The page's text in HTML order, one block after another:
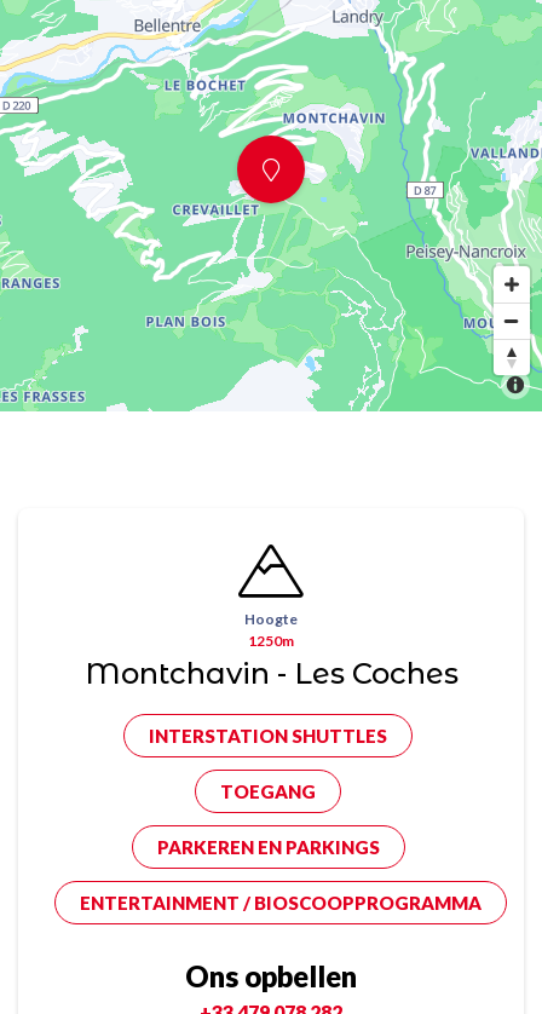
Hoogte
1250m
Montchavin - Les Coches
INTERSTATION SHUTTLES
TOEGANG
PARKEREN EN PARKINGS
ENTERTAINMENT / BIOSCOOPPROGRAMMA
Ons opbellen